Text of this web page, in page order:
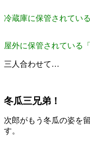
冷蔵庫に保管されてい
屋外に保管されている
三人合わせて…
冬瓜三兄弟！
次郎がもう冬瓜の姿を
す。